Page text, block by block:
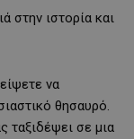
στην ιστορία και
να
θησαυρό.
ταξιδέψει σε μια